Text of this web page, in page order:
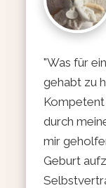
"Was für
gehabt zu
Kompetent
durch
mir
Geburt